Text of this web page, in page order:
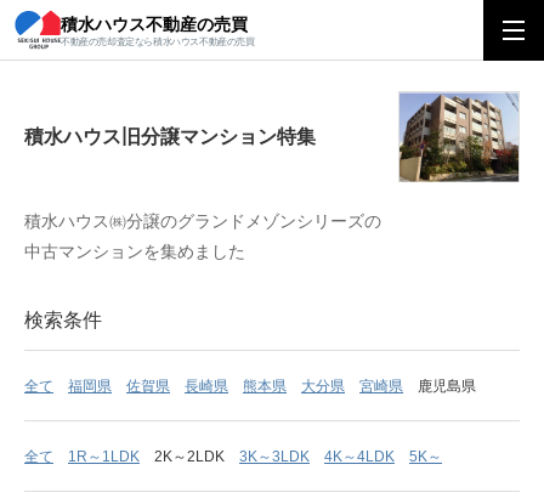
積水ハウス不動産の売買
不動産の売却査定なら積水ハウス不動産の売買
積水ハウス旧分譲マンション特集
積水ハウス旧分譲マンション特集
積水ハウス㈱分譲のグランドメゾンシリーズの
中古マンションを集めました
検索条件
全て 福岡県 佐賀県 長崎県 熊本県 大分県 宮崎県 鹿児島県
全て 1R～1LDK 2K～2LDK 3K～3LDK 4K～4LDK 5K～